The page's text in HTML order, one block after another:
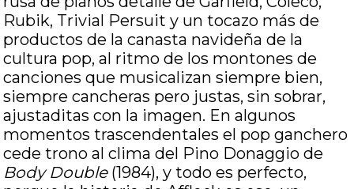
Rubik, Trivial Persuit y un tocazo más de
productos de la canasta navideña de la
cultura pop, al ritmo de los montones de
canciones que musicalizan siempre bien,
siempre cancheras pero justas, sin sobrar,
ajustaditas con la imagen. En algunos
momentos trascendentales el pop ganchero
cede trono al clima del Pino Donaggio de
Body Double(1984), y todo es perfecto,